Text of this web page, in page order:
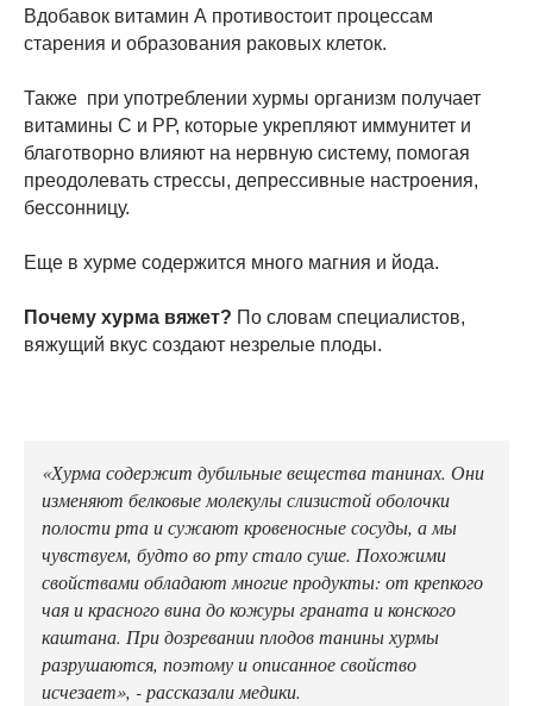
Вдобавок витамин А противостоит процессам
старения и образования раковых клеток.
Также при употреблении хурмы организм получает
витамины С и РР, которые укрепляют иммунитет и
благотворно влияют на нервную систему, помогая
преодолевать стрессы, депрессивные настроения,
бессонницу.
Еще в хурме содержится много магния и йода.
Почему хурма вяжет? По словам специалистов,
вяжущий вкус создают незрелые плоды.
«Хурма содержит дубильные вещества танинах. Они
изменяют белковые молекулы слизистой оболочки
полости рта и сужают кровеносные сосуды, а мы
чувствуем, будто во рту стало суше. Похожими
свойствами обладают многие продукты: от крепкого
чая и красного вина до кожуры граната и конского
каштана. При дозревании плодов танины хурмы
разрушаются, поэтому и описанное свойство
исчезает», - рассказали медики.